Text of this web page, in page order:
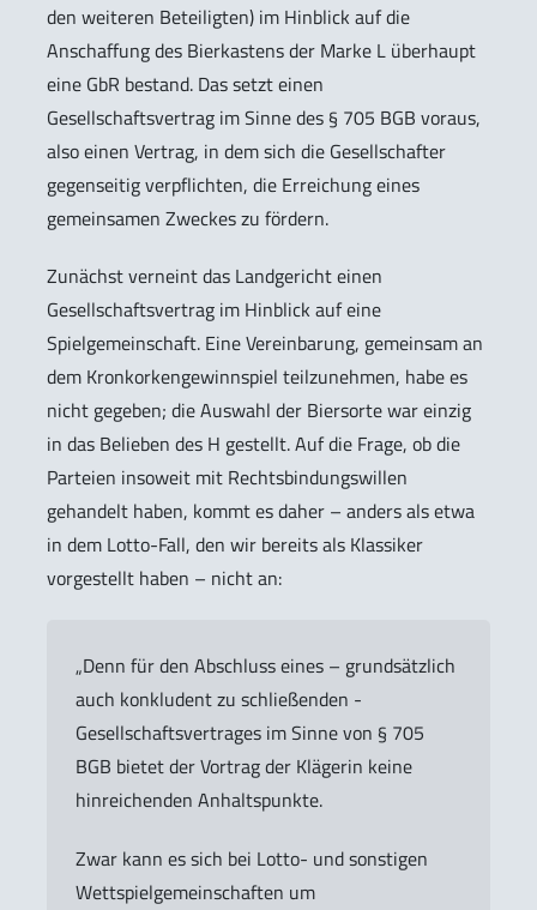
den weiteren Beteiligten) im Hinblick auf die
Anschaffung des Bierkastens der Marke L überhaupt
eine GbR bestand. Das setzt einen
Gesellschaftsvertrag im Sinne des § 705 BGB voraus,
also einen Vertrag, in dem sich die Gesellschafter
gegenseitig verpflichten, die Erreichung eines
gemeinsamen Zweckes zu fördern.
Zunächst verneint das Landgericht einen
Gesellschaftsvertrag im Hinblick auf eine
Spielgemeinschaft. Eine Vereinbarung, gemeinsam an
dem Kronkorkengewinnspiel teilzunehmen, habe es
nicht gegeben; die Auswahl der Biersorte war einzig
in das Belieben des H gestellt. Auf die Frage, ob die
Parteien insoweit mit Rechtsbindungswillen
gehandelt haben, kommt es daher – anders als etwa
in dem Lotto-Fall, den wir bereits als Klassiker
vorgestellt haben – nicht an:
„Denn für den Abschluss eines – grundsätzlich
auch konkludent zu schließenden -
Gesellschaftsvertrages im Sinne von § 705
BGB bietet der Vortrag der Klägerin keine
hinreichenden Anhaltspunkte.
Zwar kann es sich bei Lotto- und sonstigen
Wettspielgemeinschaften um